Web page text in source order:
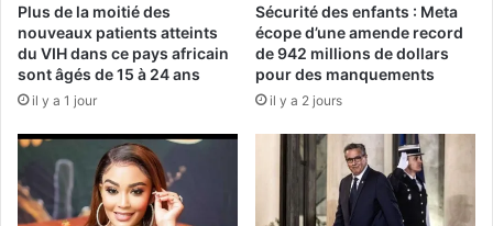
Plus de la moitié des
nouveaux patients atteints
du VIH dans ce pays africain
sont âgés de 15 à 24 ans
il y a 1 jour
Sécurité des enfants : Meta
écope d’une amende record
de 942 millions de dollars
pour des manquements
il y a 2 jours